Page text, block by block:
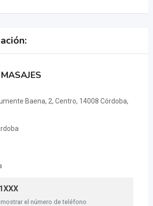
Baena, 2, Centro, 14008 Córdoba,
el número de teléfono